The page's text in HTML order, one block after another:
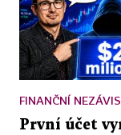
FINANČNÍ
První účet